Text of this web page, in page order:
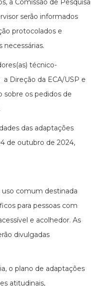
a Comissão de Pesquisa
serão informados
protocolados e
necessárias.
técnico-
Direção da ECA/USP e
sobre os pedidos de
das adaptações
de outubro de 2024,
uso comum destinada
para pessoas com
e acolhedor. As
divulgadas
o plano de adaptações
atitudinais,